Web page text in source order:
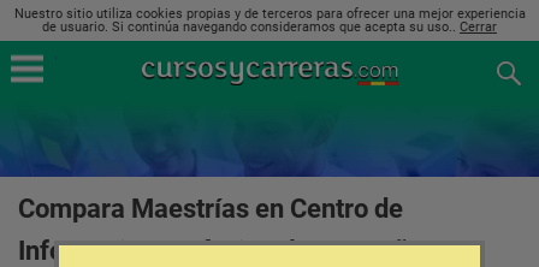
Nuestro sitio utiliza cookies propias y de terceros para ofrecer una mejor experiencia
de usuario. Si continúa navegando consideramos que acepta su uso.. Cerrar
Compara Maestrías en Centro de
Informatica Profesional en España